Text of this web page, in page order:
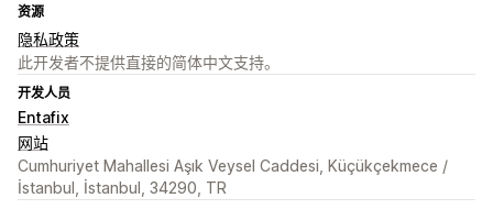
资源
隐私政策
此开发者不提供直接的简体中文支持。
开发人员
Entafix
网站
Cumhuriyet Mahallesi Aşık Veysel Caddesi, Küçükçekmece /
İstanbul, İstanbul, 34290, TR